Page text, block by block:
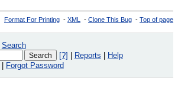
Format For Printing - XML - Clone This Bug - Top of page
Search
[?] Reports
Help
Forgot Password